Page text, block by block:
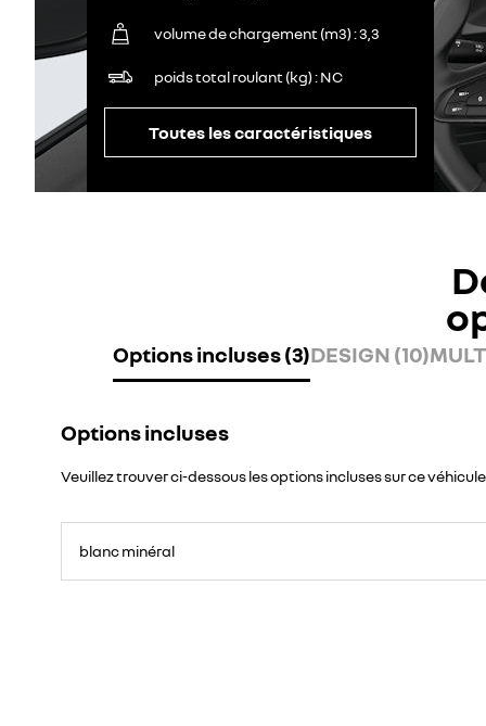
volume de chargement (m3) 3,3
poids total roulant (kg) NC
Toutes les caractéristiques
Options incluses (3)DESIGN (10)
Options incluses
Veuillez trouver ci-dessous les options incluses sur ce véhicule
blanc minéral